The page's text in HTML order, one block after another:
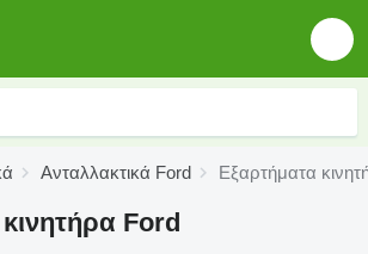
Ανταλλακτικά Ford Εξαρτήματα
Ford